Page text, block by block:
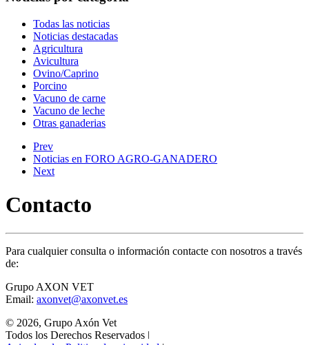
Todas las noticias
Noticias destacadas
Agricultura
Avicultura
Ovino/Caprino
Porcino
Vacuno de carne
Vacuno de leche
Otras ganaderias
Prev
Noticias en FORO AGRO-GANADERO
Next
Contacto
Para cualquier consulta o información contacte con nosotros a través
de:
Grupo AXON VET
Email: axonvet@axonvet.es
© 2026, Grupo Axón Vet
Todos los Derechos Reservados ǀ